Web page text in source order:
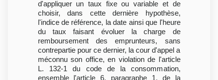
d'appliquer un taux fixe ou variable et de
choisir, dans cette dernière hypothèse,
l'indice de référence, la date ainsi que l'heure
du taux faisant évoluer la charge de
remboursement des emprunteurs, sans
contrepartie pour ce dernier, la cour d'appel a
méconnu son office, en violation de l'article
L. 132-1 du code de la consommation,
ensemble l'article 6, paragraphe 1, de la